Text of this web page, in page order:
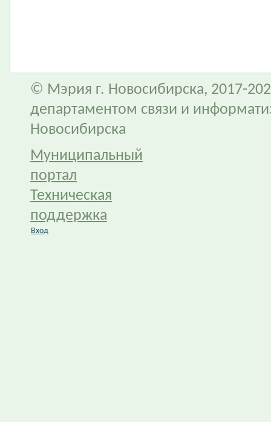
© Мэрия г. Новосибирска, 2017-
департаментом связи и
Новосибирска
Муниципальный
портал
Техническая
поддержка
Вход